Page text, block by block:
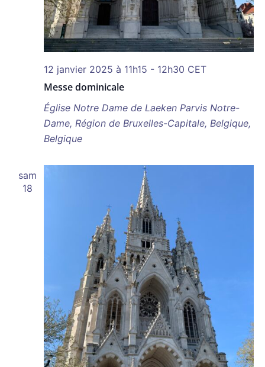
Messe dominicale
12 janvier 2025 à 11h15 - 12h30 CET
Église Notre Dame de Laeken Parvis Notre-
Dame, Région de Bruxelles-Capitale, Belgique,
Belgique
sam
18